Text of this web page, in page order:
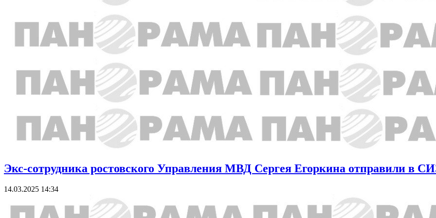
Экс-сотрудника ростовского Управления МВД Сергея Егоркина отправили в
14.03.2025 14:34